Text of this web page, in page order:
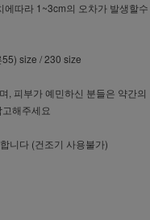
따라 1~3cm의 오차가 발생할수
size / 230 size
, 피부가 예민하신 분들은 약간의
해주세요
니다 (건조기 사용불가)